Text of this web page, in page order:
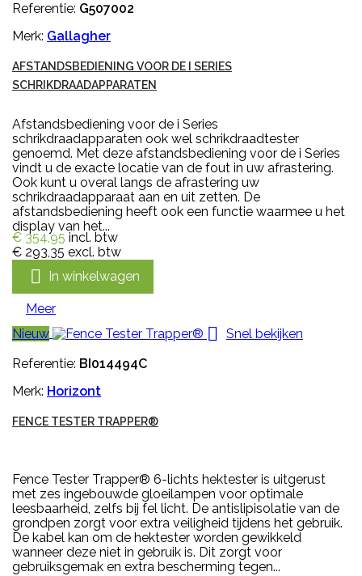
Referentie: G507002
Merk: Gallagher
AFSTANDSBEDIENING VOOR DE I SERIES
SCHRIKDRAADAPPARATEN
Afstandsbediening voor de i Series
schrikdraadapparaten ook wel schrikdraadtester
genoemd. Met deze afstandsbediening voor de i Series
vindt u de exacte locatie van de fout in uw afrastering.
Ook kunt u overal langs de afrastering uw
schrikdraadapparaat aan en uit zetten. De
afstandsbediening heeft ook een functie waarmee u het
display van het...
€ 354,95 incl. btw
€ 293,35 excl. btw
 In winkelwagen
Meer
Nieuw

Snel bekijken
Referentie: BI014494C
Merk: Horizont
FENCE TESTER TRAPPER®
Fence Tester Trapper® 6-lichts hektester is uitgerust
met zes ingebouwde gloeilampen voor optimale
leesbaarheid, zelfs bij fel licht. De antislipisolatie van de
grondpen zorgt voor extra veiligheid tijdens het gebruik.
De kabel kan om de hektester worden gewikkeld
wanneer deze niet in gebruik is. Dit zorgt voor
gebruiksgemak en extra bescherming tegen...